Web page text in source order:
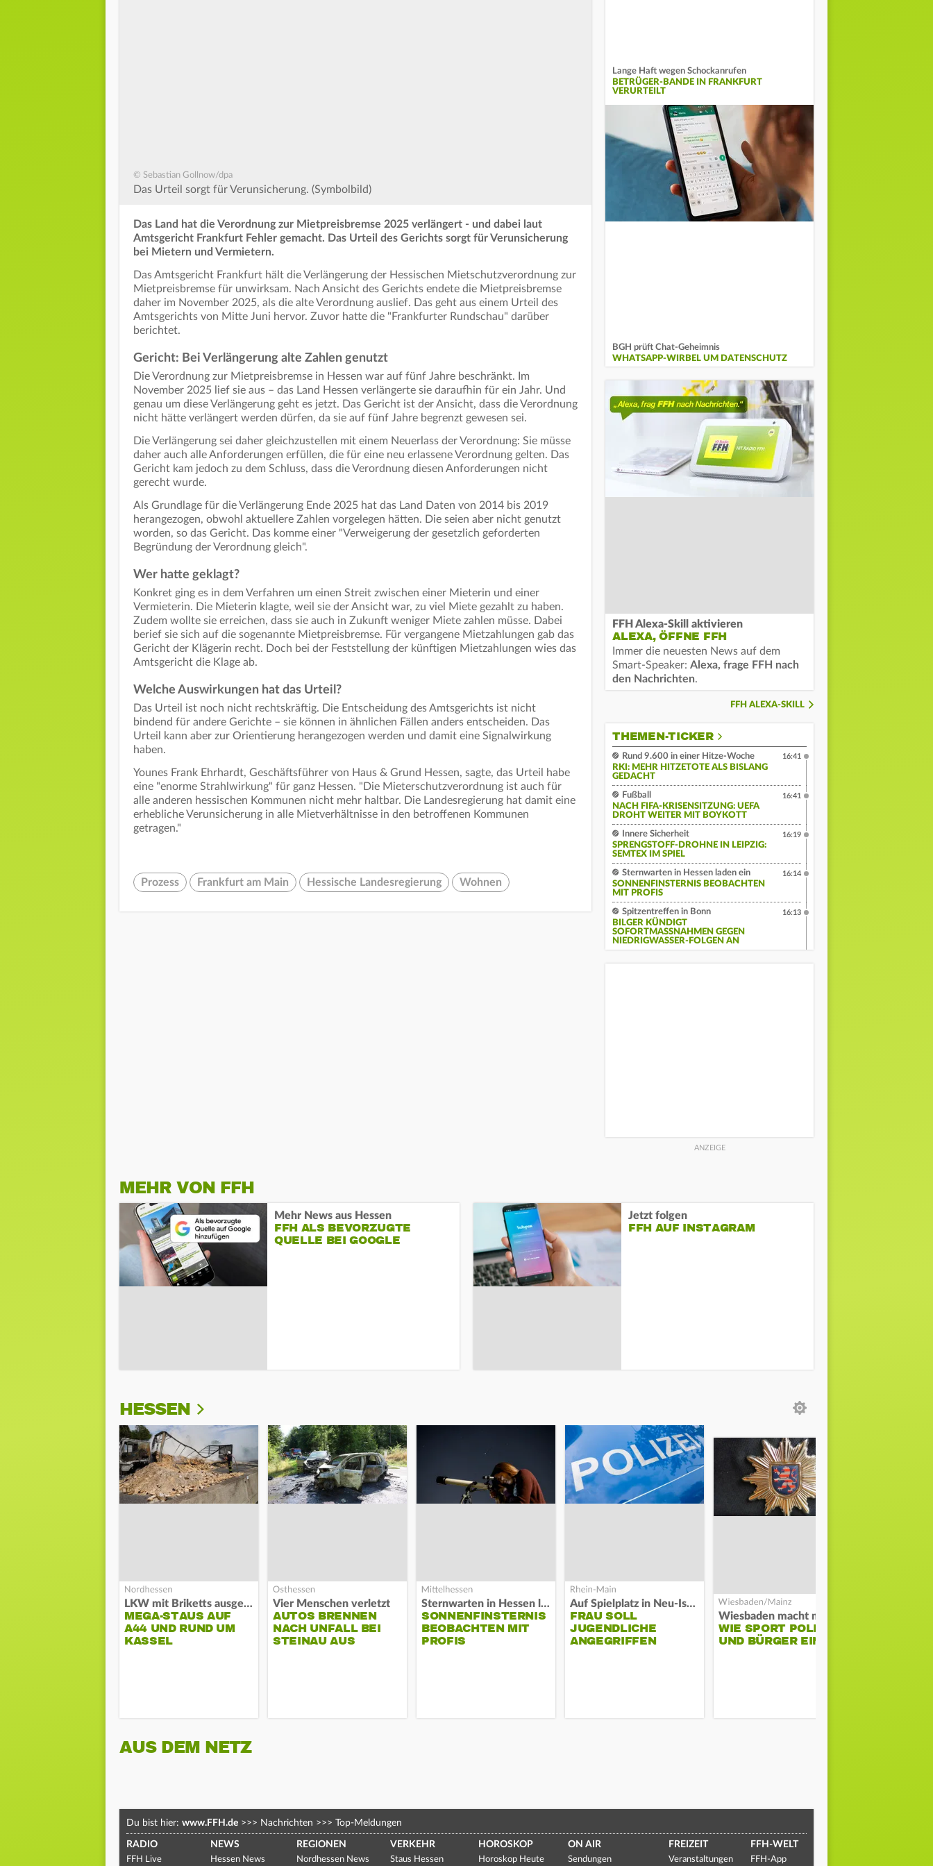
© Sebastian Gollnow/dpa
Das Urteil sorgt für Verunsicherung. (Symbolbild)
Das Land hat die Verordnung zur Mietpreisbremse 2025 verlängert - und dabei laut
Amtsgericht Frankfurt Fehler gemacht. Das Urteil des Gerichts sorgt für Verunsicherung
bei Mietern und Vermietern.
Das Amtsgericht Frankfurt hält die Verlängerung der Hessischen Mietschutzverordnung zur
Mietpreisbremse für unwirksam. Nach Ansicht des Gerichts endete die Mietpreisbremse
daher im November 2025, als die alte Verordnung auslief. Das geht aus einem Urteil des
Amtsgerichts von Mitte Juni hervor. Zuvor hatte die "Frankfurter Rundschau" darüber
berichtet.
Gericht: Bei Verlängerung alte Zahlen genutzt
Die Verordnung zur Mietpreisbremse in Hessen war auf fünf Jahre beschränkt. Im
November 2025 lief sie aus – das Land Hessen verlängerte sie daraufhin für ein Jahr. Und
genau um diese Verlängerung geht es jetzt. Das Gericht ist der Ansicht, dass die Verordnung
nicht hätte verlängert werden dürfen, da sie auf fünf Jahre begrenzt gewesen sei.
Die Verlängerung sei daher gleichzustellen mit einem Neuerlass der Verordnung: Sie müsse
daher auch alle Anforderungen erfüllen, die für eine neu erlassene Verordnung gelten. Das
Gericht kam jedoch zu dem Schluss, dass die Verordnung diesen Anforderungen nicht
gerecht wurde.
Als Grundlage für die Verlängerung Ende 2025 hat das Land Daten von 2014 bis 2019
herangezogen, obwohl aktuellere Zahlen vorgelegen hätten. Die seien aber nicht genutzt
worden, so das Gericht. Das komme einer "Verweigerung der gesetzlich geforderten
Begründung der Verordnung gleich".
Wer hatte geklagt?
Konkret ging es in dem Verfahren um einen Streit zwischen einer Mieterin und einer
Vermieterin. Die Mieterin klagte, weil sie der Ansicht war, zu viel Miete gezahlt zu haben.
Zudem wollte sie erreichen, dass sie auch in Zukunft weniger Miete zahlen müsse. Dabei
berief sie sich auf die sogenannte Mietpreisbremse. Für vergangene Mietzahlungen gab das
Gericht der Klägerin recht. Doch bei der Feststellung der künftigen Mietzahlungen wies das
Amtsgericht die Klage ab.
Welche Auswirkungen hat das Urteil?
Das Urteil ist noch nicht rechtskräftig. Die Entscheidung des Amtsgerichts ist nicht
bindend für andere Gerichte – sie können in ähnlichen Fällen anders entscheiden. Das
Urteil kann aber zur Orientierung herangezogen werden und damit eine Signalwirkung
haben.
Younes Frank Ehrhardt, Geschäftsführer von Haus & Grund Hessen, sagte, das Urteil habe
eine "enorme Strahlwirkung" für ganz Hessen. "Die Mieterschutzverordnung ist auch für
alle anderen hessischen Kommunen nicht mehr haltbar. Die Landesregierung hat damit eine
erhebliche Verunsicherung in alle Mietverhältnisse in den betroffenen Kommunen
getragen."
Prozess Frankfurt am Main Hessische Landesregierung Wohnen
Lange Haft wegen Schockanrufen
BETRÜGER-BANDE IN FRANKFURT
VERURTEILT
BGH prüft Chat-Geheimnis
WHATSAPP-WIRBEL UM DATENSCHUTZ
FFH Alexa-Skill aktivieren
ALEXA, ÖFFNE FFH
Immer die neuesten News auf dem
Smart-Speaker: Alexa, frage FFH nach
den Nachrichten.
FFH ALEXA-SKILL
THEMEN-TICKER
Rund 9.600 in einer Hitze-Woche
RKI: MEHR HITZETOTE ALS BISLANG
GEDACHT
16:41
Fußball
NACH FIFA-KRISENSITZUNG: UEFA
DROHT WEITER MIT BOYKOTT
16:41
Innere Sicherheit
SPRENGSTOFF-DROHNE IN LEIPZIG:
SEMTEX IM SPIEL
16:19
Sternwarten in Hessen laden ein
SONNENFINSTERNIS BEOBACHTEN
MIT PROFIS
16:14
Spitzentreffen in Bonn
BILGER KÜNDIGT
SOFORTMASSNAHMEN GEGEN N
IEDRIGWASSER-FOLGEN AN
16:13
MEHR VON FFH
Mehr News aus Hessen
FFH ALS BEVORZUGTE
QUELLE BEI GOOGLE
Jetzt folgen
FFH AUF INSTAGRAM
HESSEN
LKW mit Briketts ausgebrannt
MEGA-STAUS AUF
A44 UND RUND UM
KASSEL
Vier Menschen verletzt
AUTOS BRENNEN
NACH UNFALL BEI
STEINAU AUS
Sternwarten in Hessen laden ein
SONNENFINSTERNIS
BEOBACHTEN MIT
PROFIS
Auf Spielplatz in Neu-Isenburg
FRAU SOLL
JUGENDLICHE
ANGEGRIFFEN
Wiesbaden macht mobil
WIE SPORT POLIZEI
UND BÜRGER EINT
AUS DEM NETZ
Du bist hier: www.FFH.de >>> Nachrichten >>> Top-Meldungen
RADIO
FFH Live
NEWS
Hessen News
REGIONEN
Nordhessen News
VERKEHR
Staus Hessen
HOROSKOP
Horoskop Heute
ON AIR
Sendungen
FREIZEIT
Veranstaltungen
FFH-WELT
FFH-App